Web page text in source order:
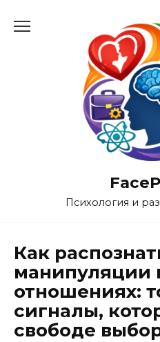
Психология и
Как
манипуляции
отношениях:
сигналы,
свободе